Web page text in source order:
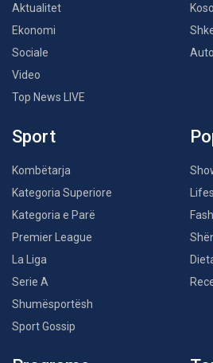
Aktualitet
Ekonomi
Sociale
Video
Top News LIVE
Auto
Sport
Kombëtarja
Kategoria Superiore
Kategoria e Parë
Premier League
La Liga
Serie A
Shumësportësh
Sport Gossip